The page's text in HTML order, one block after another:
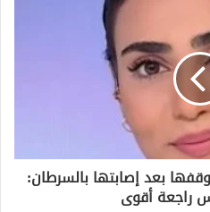
بعد إصابتها بالسرطان:
راجعة أقوى